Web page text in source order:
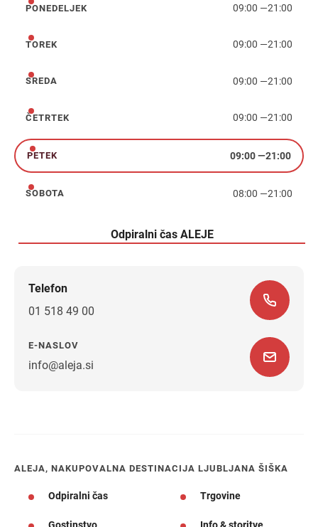
ponedeljek
PONEDELJEK 09:00 —21:00
torek
TOREK 09:00 —21:00
sreda
SREDA 09:00 —21:00
četrtek
ČETRTEK 09:00 —21:00
petek
PETEK 09:00—21:00
sobota
SOBOTA 08:00 —21:00
Odpiralni čas ALEJE
Telefon
01 518 49 00
E-NASLOV
info@aleja.si
ALEJA, NAKUPOVALNA DESTINACIJA LJUBLJANA ŠIŠKA
Odpiralni čas Trgovine